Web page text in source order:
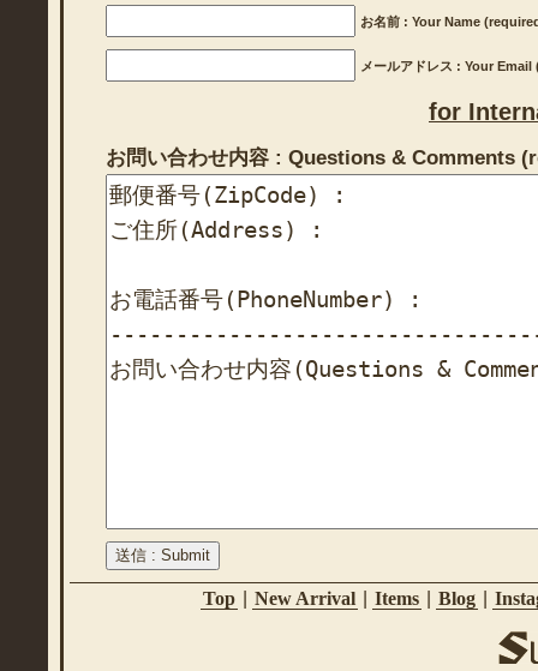
お名前 : Your Name
メールアドレス : Your
for
お問い合わせ内容 : Questions & Comments
Top New Arrival Items Blog